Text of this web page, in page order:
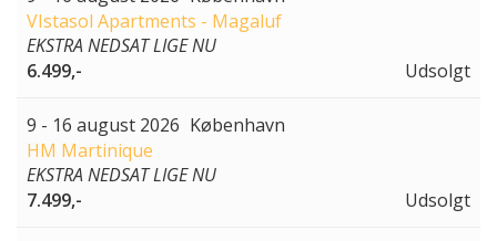
VIstasol Apartments - Magaluf
EKSTRA NEDSAT LIGE NU
6.499,-
Udsolgt
9 - 16 august 2026 København
HM Martinique
EKSTRA NEDSAT LIGE NU
7.499,-
Udsolgt